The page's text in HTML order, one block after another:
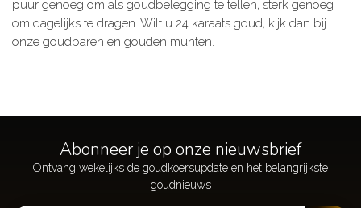
puur genoeg om als goudbelegging te tellen, sterk genoeg
om dagelijks te dragen. Wilt u 24 karaats goud, kijk dan bij
onze goudbaren en gouden munten.
Abonneer je op onze nieuwsbrief